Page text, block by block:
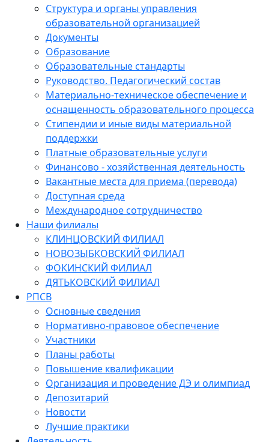
Структура и органы управления
образовательной организацией
Документы
Образование
Образовательные стандарты
Руководство. Педагогический состав
Материально-техническое обеспечение и
оснащенность образовательного процесса
Стипендии и иные виды материальной
поддержки
Платные образовательные услуги
Финансово - хозяйственная деятельность
Вакантные места для приема (перевода)
Доступная среда
Международное сотрудничество
Наши филиалы
КЛИНЦОВСКИЙ ФИЛИАЛ
НОВОЗЫБКОВСКИЙ ФИЛИАЛ
ФОКИНСКИЙ ФИЛИАЛ
ДЯТЬКОВСКИЙ ФИЛИАЛ
РПСВ
Основные сведения
Нормативно-правовое обеспечение
Участники
Планы работы
Повышение квалификации
Организация и проведение ДЭ и олимпиад
Депозитарий
Новости
Лучшие практики